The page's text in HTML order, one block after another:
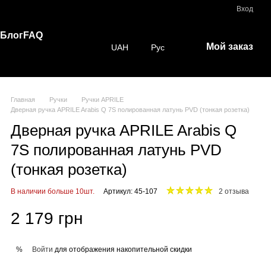
Вход
БлогFAQ
UAH Рус Мой заказ
Главная Ручки
Ручки APRILE
Дверная ручка APRILE Arabis Q 7S полированная латунь PVD (тонкая розетка)
Дверная ручка APRILE Arabis Q
7S полированная латунь PVD
(тонкая розетка)
В наличии больше 10шт. Артикул: 45-107 2 отзыва
2 179 грн
% Войти для отображения накопительной скидки